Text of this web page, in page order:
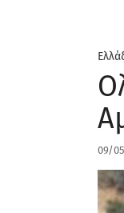
09/